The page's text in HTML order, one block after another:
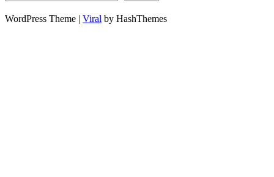
WordPress Theme | Viral by HashThemes